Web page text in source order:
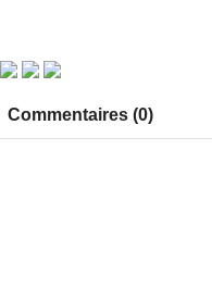
Commentaires (0)